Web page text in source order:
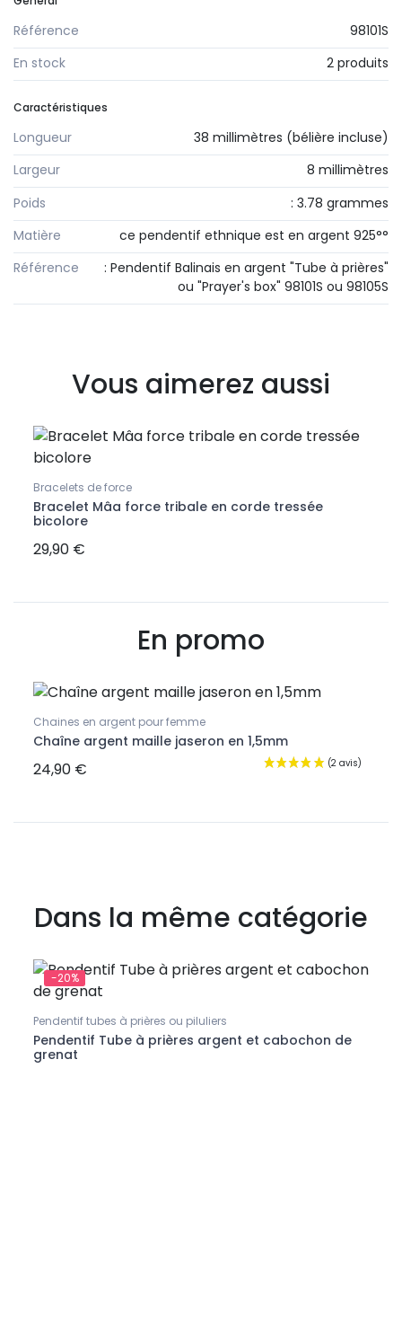
Référence
98101S
En stock
2 produits
Caractéristiques
Longueur
38 millimètres (bélière incluse)
Largeur
8 millimètres
Poids
: 3.78 grammes
Matière
ce pendentif ethnique est en argent 925°°
Référence
: Pendentif Balinais en argent "Tube à prières"
ou "Prayer's box" 98101S ou 98105S
Vous aimerez aussi
Bracelets de force
Bracelet Mâa force tribale en corde tressée
bicolore
29,90 €
En promo
Chaines en argent pour femme
Chaîne argent maille jaseron en 1,5mm
24,90 €
Dans la même catégorie
-20%
Pendentif tubes à prières ou piluliers
Pendentif Tube à prières argent et cabochon de
grenat